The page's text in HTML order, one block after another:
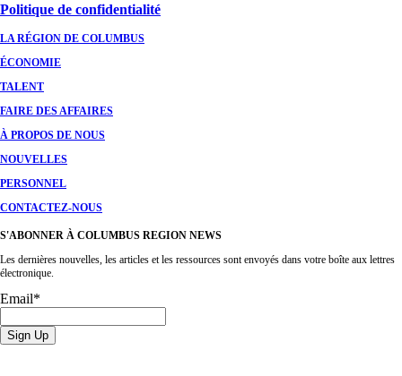
Politique de confidentialité
LA RÉGION DE COLUMBUS
ÉCONOMIE
TALENT
FAIRE DES AFFAIRES
À PROPOS DE NOUS
NOUVELLES
PERSONNEL
CONTACTEZ-NOUS
S'ABONNER À COLUMBUS REGION NEWS
Les dernières nouvelles, les articles et les ressources sont envoyés dans votre boîte aux lettres
électronique.
Email*